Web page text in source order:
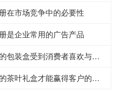
在市场竞争中的必要性
是企业常用的广告产品
包装盒定制丨时尚大气的包装盒受到消费者喜欢与青睐
茶叶盒定制丨独具特色的茶叶礼盒才能赢得客户的喜欢